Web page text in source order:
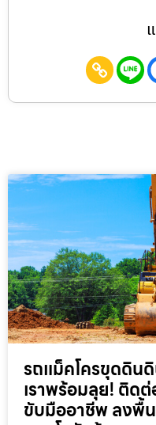
รถแม็คโครขุดดิน
เราพร้อมลุย! ติด
ขับมืออาชีพ ลงพื้